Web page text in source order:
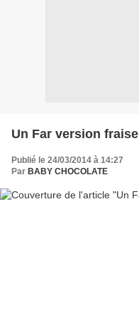
Un Far version fraise
Publié le 24/03/2014 à 14:27
Par BABY CHOCOLATE